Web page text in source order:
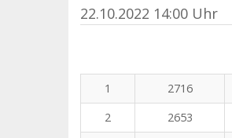
22.10.2022 14:00 Uhr
1 2716
2
2653